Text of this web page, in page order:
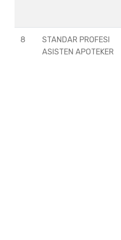
8
STANDAR PROFESI
ASISTEN APOTEKER